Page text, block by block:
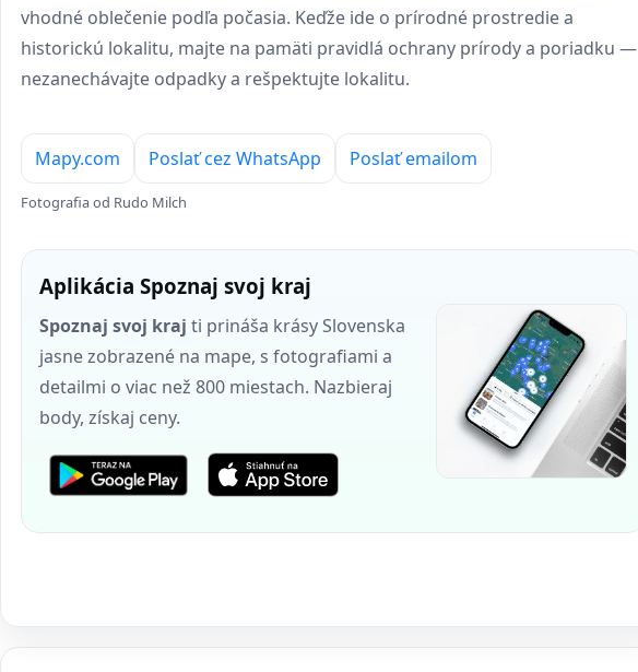
vhodné oblečenie podľa počasia. Keďže ide o prírodné prostredie a
historickú lokalitu, majte na pamäti pravidlá ochrany prírody a poriadku —
nezanechávajte odpadky a rešpektujte lokalitu.
Mapy.com Poslať cez WhatsApp Poslať emailom
Fotografia od Rudo Milch
Aplikácia Spoznaj svoj kraj
Spoznaj svoj kraj ti prináša krásy Slovenska
jasne zobrazené na mape, s fotografiami a
detailmi o viac než 800 miestach. Nazbieraj
body, získaj ceny.